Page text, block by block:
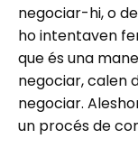
negociar-hi, o
ho intentaven
que és una
negociar, calen
negociar.
un procés de